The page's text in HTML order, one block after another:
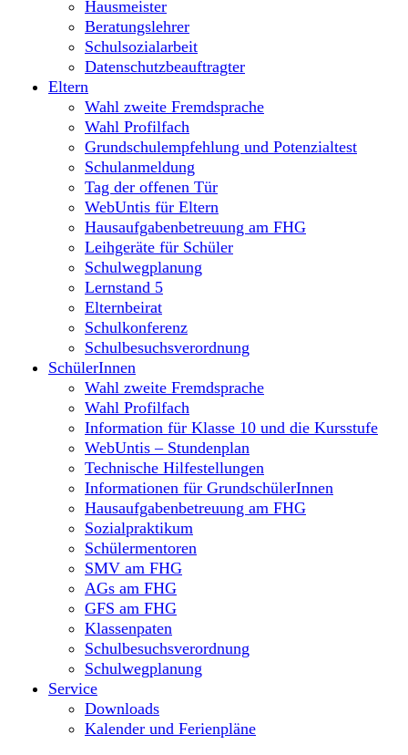
Hausmeister
Beratungslehrer
Schulsozialarbeit
Datenschutzbeauftragter
Eltern
Wahl zweite Fremdsprache
Wahl Profilfach
Grundschulempfehlung und Potenzialtest
Schulanmeldung
Tag der offenen Tür
WebUntis für Eltern
Hausaufgabenbetreuung am FHG
Leihgeräte für Schüler
Schulwegplanung
Lernstand 5
Elternbeirat
Schulkonferenz
Schulbesuchsverordnung
SchülerInnen
Wahl zweite Fremdsprache
Wahl Profilfach
Information für Klasse 10 und die Kursstufe
WebUntis – Stundenplan
Technische Hilfestellungen
Informationen für GrundschülerInnen
Hausaufgabenbetreuung am FHG
Sozialpraktikum
Schülermentoren
SMV am FHG
AGs am FHG
GFS am FHG
Klassenpaten
Schulbesuchsverordnung
Schulwegplanung
Service
Downloads
Kalender und Ferienpläne